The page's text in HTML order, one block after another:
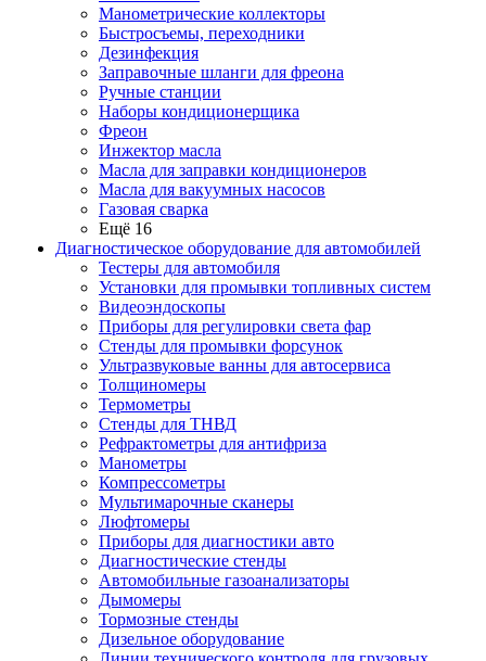
Манометрические коллекторы
Быстросъемы, переходники
Дезинфекция
Заправочные шланги для фреона
Ручные станции
Наборы кондиционерщика
Фреон
Инжектор масла
Масла для заправки кондиционеров
Масла для вакуумных насосов
Газовая сварка
Ещё 16
Диагностическое оборудование для автомобилей
Тестеры для автомобиля
Установки для промывки топливных систем
Видеоэндоскопы
Приборы для регулировки света фар
Стенды для промывки форсунок
Ультразвуковые ванны для автосервиса
Толщиномеры
Термометры
Стенды для ТНВД
Рефрактометры для антифриза
Манометры
Компрессометры
Мультимарочные сканеры
Люфтомеры
Приборы для диагностики авто
Диагностические стенды
Автомобильные газоанализаторы
Дымомеры
Тормозные стенды
Дизельное оборудование